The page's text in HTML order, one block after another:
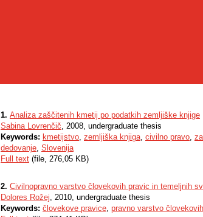
1. Analiza zaščitenih kmetij po podatkih zemljiške knjige
Sabina Lovrenčič, 2008, undergraduate thesis
Keywords: kmetijstvo, zemljiška knjiga, civilno pravo,
dedovanje, Slovenija
Full text (file, 276,05 KB)
2. Civilnopravno varstvo človekovih pravic in temeljnih
Dolores Rožej, 2010, undergraduate thesis
Keywords: človekove pravice, pravno varstvo